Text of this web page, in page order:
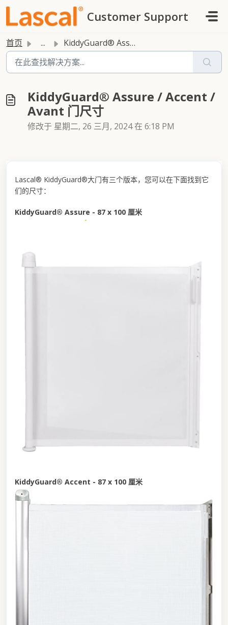
Customer Support
首页 ... KiddyGuard® Assure / Accent / Avant 门尺寸
KiddyGuard® Assure / Accent /
Avant 门尺寸
修改于 星期二, 26 三月, 2024 在 6:18 PM
Lascal® KiddyGuard®大门有三个版本，您可以在下面找到它
们的尺寸：
KiddyGuard® Assure - 87 x 100 厘米
KiddyGuard® Accent - 87 x 100 厘米